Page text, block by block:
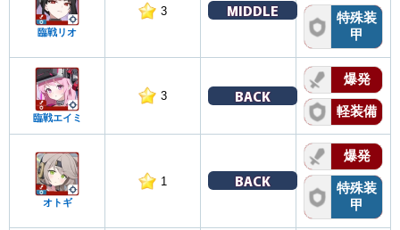
臨戦リオ
3 MIDDLE
特殊装
甲
臨戦エイミ
3 BACK
爆発
軽装備
オトギ
1 BACK
爆発
特殊装
甲